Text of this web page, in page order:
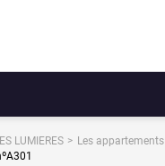
LUMIERES
Les appartements